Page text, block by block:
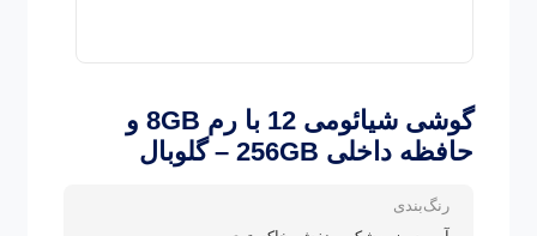
گوشی شیائومی 12 با رم 8GB و
حافظه داخلی 256GB – گلوبال
رنگ‌بندی